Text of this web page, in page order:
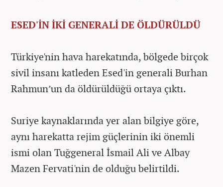
ESED'İN İKİ GENERALİ DE ÖLDÜRÜLDÜ
Türkiye'nin hava harekatında, bölgede birçok
sivil insanı katleden Esed'in generali Burhan
Rahmun’un da öldürüldüğü ortaya çıktı.
Suriye kaynaklarında yer alan bilgiye göre,
aynı harekatta rejim güçlerinin iki önemli
ismi olan Tuğgeneral İsmail Ali ve Albay
Mazen Fervati'nin de olduğu belirtildi.